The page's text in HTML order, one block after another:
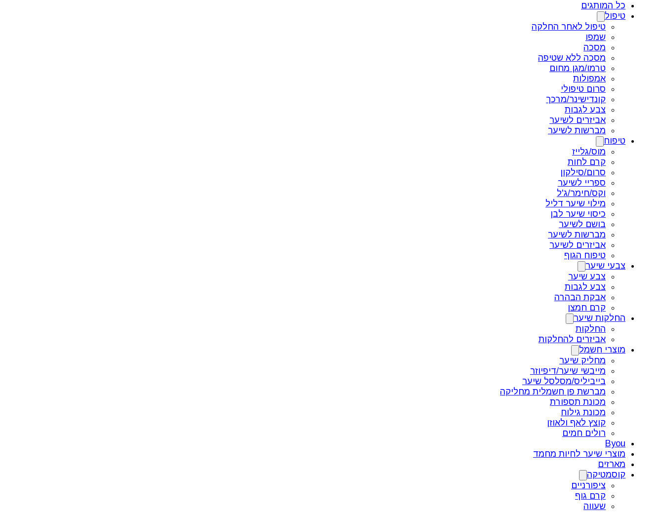
כל המותגים
טיפול
טיפול לאחר החלקה
שמפו
מסכה
מסכה ללא שטיפה
טרמו/מגן מחום
אמפולות
סרום טיפולי
קונדישינר/מרכך
צבע לגבות
אביזרים לשיער
מברשות לשיער
טיפוח
מוס/גלייז
קרם לחות
סרום/סילקון
ספריי לשיער
וקס/חימר/ג'ל
מילוי שיער דליל
כיסוי שיער לבן
בושם לשיער
מברשות לשיער
אביזרים לשיער
טיפוח הגוף
צבעי שיער
צבע שיער
צבע לגבות
אבקת הבהרה
קרם חמצן
החלקות שיער
החלקות
אביזרים להחלקות
מוצרי חשמל
מחליק שיער
מייבשי שיער/דיפיוזר
בייביליס/מסלסל שיער
מברשת פן חשמלית מחליקה
מכונת תספורת
מכונת גילוח
קוצץ לאף ולאוזן
רולים חמים
Byou
מוצרי שיער לחיות מחמד
מארזים
קוסמטיקה
ציפורניים
קרם גוף
שעווה